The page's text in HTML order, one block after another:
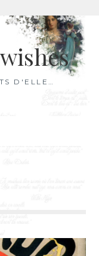
D'ELLE…